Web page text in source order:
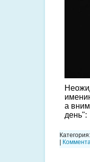
а
день":
Категория:
|